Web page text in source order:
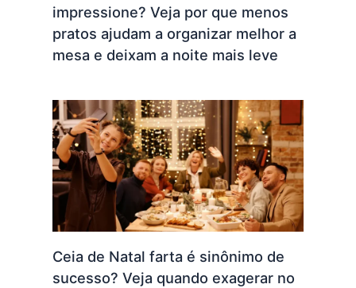
impressione? Veja por que menos
pratos ajudam a organizar melhor a
mesa e deixam a noite mais leve
Ceia de Natal farta é sinônimo de
sucesso? Veja quando exagerar no